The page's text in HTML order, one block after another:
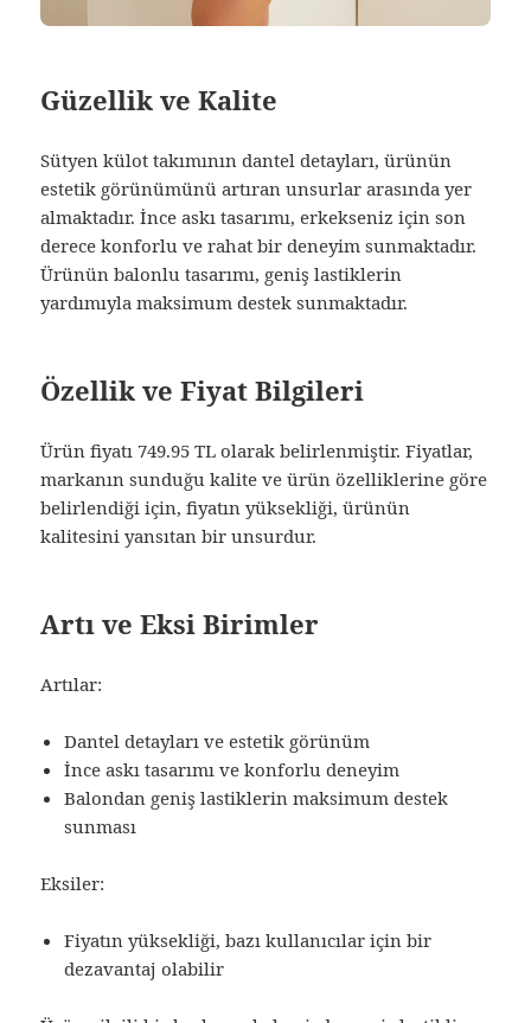
Güzellik ve Kalite
Sütyen külot takımının dantel detayları, ürünün
estetik görünümünü artıran unsurlar arasında yer
almaktadır. İnce askı tasarımı, erkekseniz için son
derece konforlu ve rahat bir deneyim sunmaktadır.
Ürünün balonlu tasarımı, geniş lastiklerin
yardımıyla maksimum destek sunmaktadır.
Özellik ve Fiyat Bilgileri
Ürün fiyatı 749.95 TL olarak belirlenmiştir. Fiyatlar,
markanın sunduğu kalite ve ürün özelliklerine göre
belirlendiği için, fiyatın yüksekliği, ürünün
kalitesini yansıtan bir unsurdur.
Artı ve Eksi Birimler
Artılar:
Dantel detayları ve estetik görünüm
İnce askı tasarımı ve konforlu deneyim
Balondan geniş lastiklerin maksimum destek
sunması
Eksiler:
Fiyatın yüksekliği, bazı kullanıcılar için bir
dezavantaj olabilir